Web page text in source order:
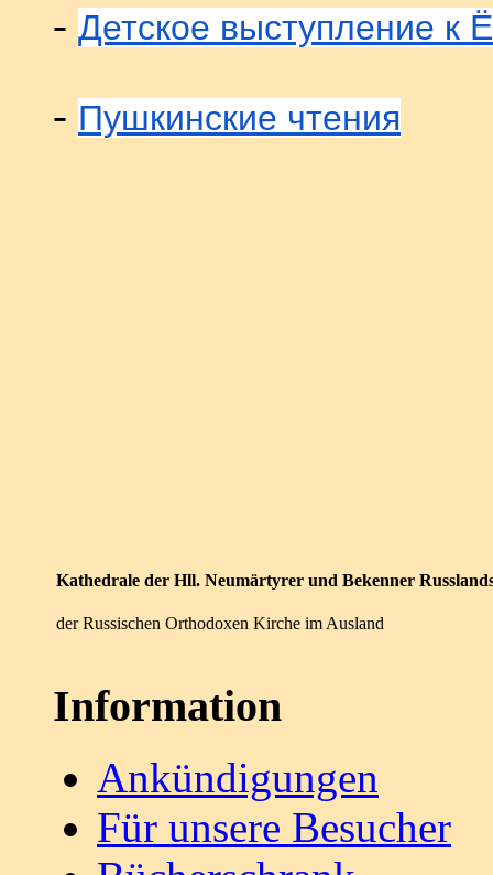
- Детское выступление к
- Пушкинские чтения
Kathedrale der Hll. Neumärtyrer und Bekenner
der Russischen Orthodoxen Kirche im Ausland
Information
Ankündigungen
Für unsere Besucher